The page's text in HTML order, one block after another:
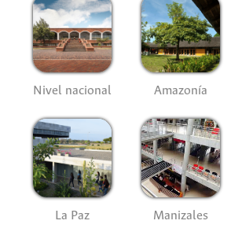
Nivel nacional Amazonía
La Paz Manizales